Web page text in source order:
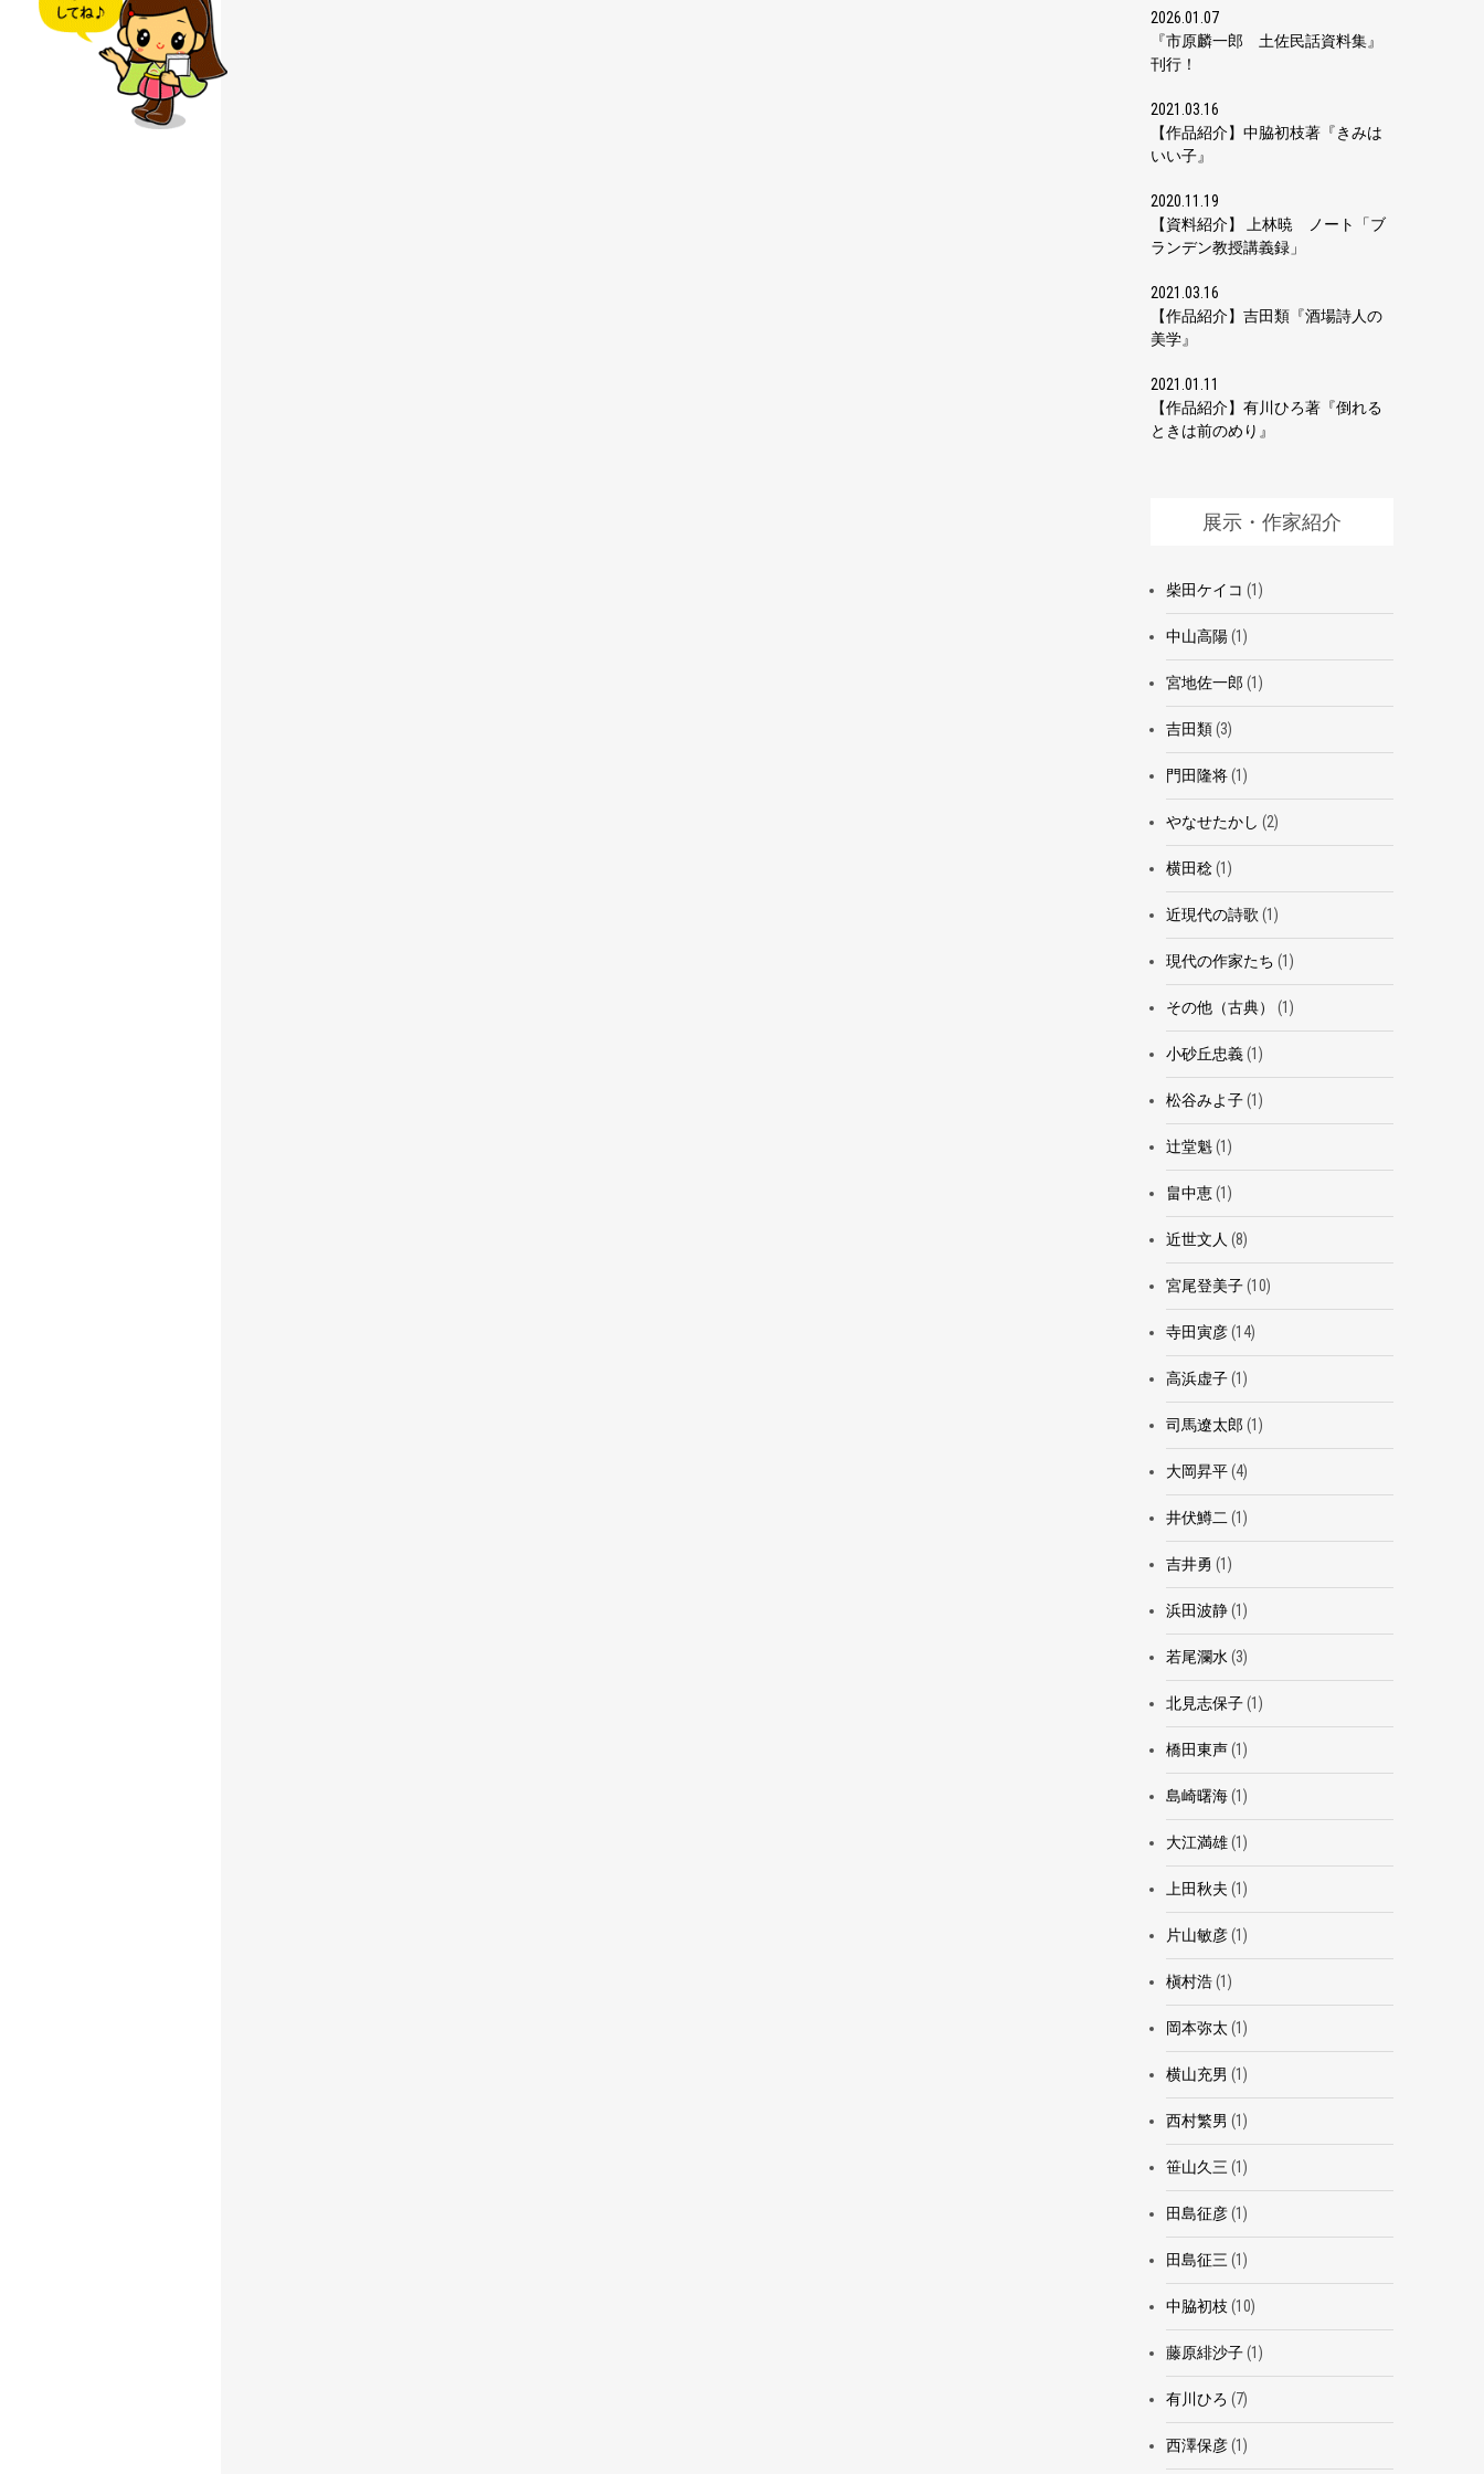
2026.01.07
『市原麟一郎 土佐民話資料集』
刊行！
2021.03.16
【作品紹介】中脇初枝著『きみは
いい子』
2020.11.19
【資料紹介】 上林暁 ノート「ブ
ランデン教授講義録」
2021.03.16
【作品紹介】吉田類『酒場詩人の
美学』
2021.01.11
【作品紹介】有川ひろ著『倒れる
ときは前のめり』
展示・作家紹介
柴田ケイコ (1)
中山高陽(1)
宮地佐一郎 (1)
吉田類(3)
門田隆将(1)
やなせたかし (2)
横田稔(1)
近現代の詩歌 (1)
現代の作家たち (1)
その他（古典） (1)
小砂丘忠義(1)
松谷みよ子(1)
辻堂魁(1)
畠中恵(1)
近世文人 (8)
宮尾登美子(10)
寺田寅彦(14)
高浜虚子(1)
司馬遼太郎 (1)
大岡昇平(4)
井伏鱒二 (1)
吉井勇 (1)
浜田波静(1)
若尾瀾水 (3)
北見志保子(1)
橋田東声(1)
島崎曙海(1)
大江満雄(1)
上田秋夫 (1)
片山敏彦(1)
槇村浩(1)
岡本弥太 (1)
横山充男 (1)
西村繁男 (1)
笹山久三 (1)
田島征彦(1)
田島征三 (1)
中脇初枝 (10)
藤原緋沙子(1)
有川ひろ (7)
西澤保彦(1)